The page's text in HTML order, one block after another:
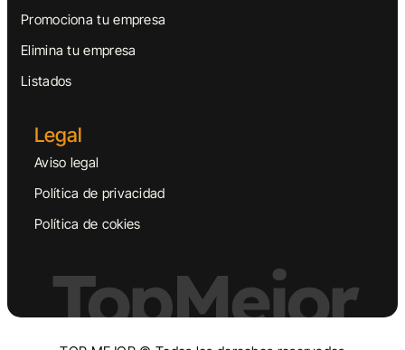
Promociona tu empresa
Elimina tu empresa
Listados
Legal
Aviso legal
Política de privacidad
Política de cokies
TopMejor